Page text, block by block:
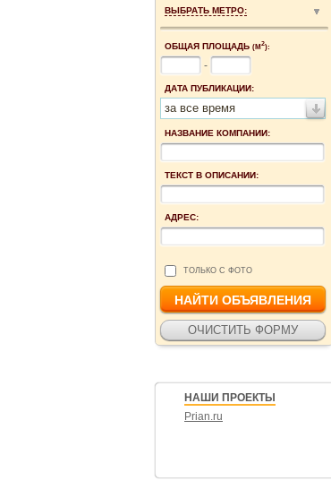
ВЫБРАТЬ МЕТРО:
ОБЩАЯ ПЛОЩАДЬ (М2):
-
ДАТА ПУБЛИКАЦИИ:
за все время
НАЗВАНИЕ КОМПАНИИ:
ТЕКСТ В ОПИСАНИИ:
АДРЕС:
ТОЛЬКО С ФОТО
НАШИ ПРОЕКТЫ
Prian.ru